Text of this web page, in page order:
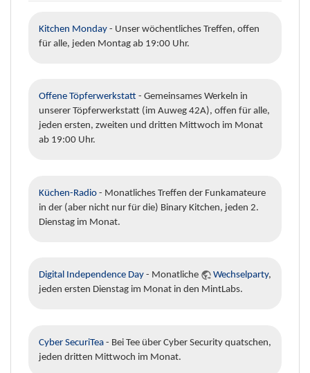
Kitchen Monday - Unser wöchentliches Treffen, offen
für alle, jeden Montag ab 19:00 Uhr.
Offene Töpferwerkstatt - Gemeinsames Werkeln in
unserer Töpferwerkstatt (im Auweg 42A), offen für alle,
jeden ersten, zweiten und dritten Mittwoch im Monat
ab 19:00 Uhr.
Küchen-Radio - Monatliches Treffen der Funkamateure
in der (aber nicht nur für die) Binary Kitchen, jeden 2.
Dienstag im Monat.
Digital Independence Day - Monatliche Wechselparty,
jeden ersten Dienstag im Monat in den MintLabs.
Cyber SecuriTea - Bei Tee über Cyber Security quatschen,
jeden dritten Mittwoch im Monat.